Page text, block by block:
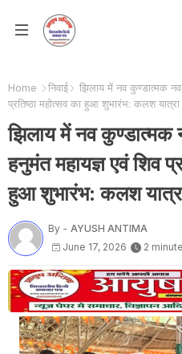
Home निवाई
झिलाय में नव कुण्डात्मक नव
प्रतिष्ठा महोत्सव का हुआ शुभारंभ: कलश
झिलाय में नव कुण्डात्मक
हनुमंत महायज्ञ एवं शिव
हुआ शुभारंभ: कलश
By - AYUSH ANTIMA
June 17, 2026
2